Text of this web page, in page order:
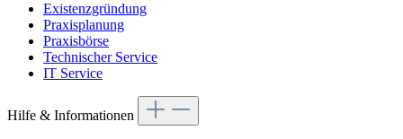
Existenzgründung
Praxisplanung
Praxisbörse
Technischer Service
IT Service
Hilfe & Informationen